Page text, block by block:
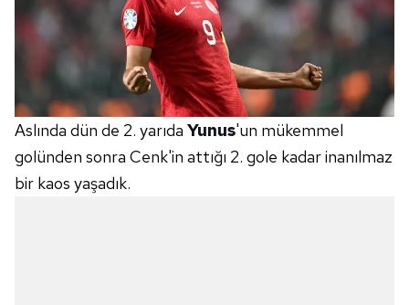
Aslında dün de 2. yarıda Yunus'un mükemmel
golünden sonra Cenk'in attığı 2. gole kadar inanılmaz
bir kaos yaşadık.